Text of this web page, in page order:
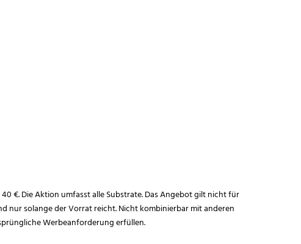
€. Die Aktion umfasst alle Substrate. Das Angebot gilt nicht für
nur solange der Vorrat reicht. Nicht kombinierbar mit anderen
Werbeanforderung erfüllen.